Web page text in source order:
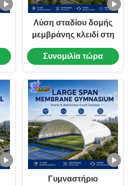
Λύση σταδίου δομής
μεμβράνης κλειδί στη
σειρά με υποστήριξη
σχεδιασμού,
εγκατάστασης
Συνομιλία τώρα
Γυμναστήριο